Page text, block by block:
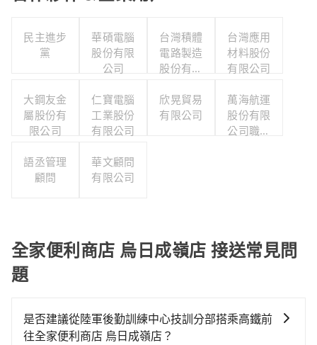
民主進步
黨
華碩電腦
股份有限
公司
台灣積體
電路製造
股份有限
台灣應用
材料股份
有限公司
大鋼友金
屬股份有
限公司
仁寶電腦
工業股份
有限公司
欣晃貿易
有限公司
萬海航運
股份有限
公司職工
語丞管理
顧問
華文顧問
有限公司
全家便利商店 烏日成嶺店 接送常見問
題
是否建議從陸軍後勤訓練中心技訓分部搭乘高鐵前
往全家便利商店 烏日成嶺店？